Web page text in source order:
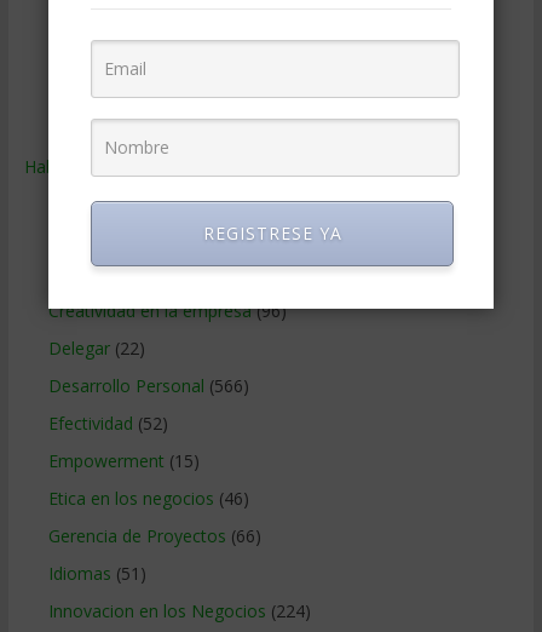
Relaciones publicas(132)
Ventas(242)
Habilidades
Administracion del tiempo(70)
Comunicacion en los negocios(180)
Creatividad en la empresa(96)
Delegar(22)
Desarrollo Personal (566)
Efectividad (52)
Empowerment (15)
Etica en los negocios (46)
Gerencia de Proyectos (66)
Idiomas (51)
Innovacion en los Negocios (224)
REGISTRESE YA